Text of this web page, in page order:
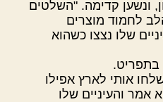
ונשען קדימה. "השלטים
לחמוד מוצרים
שלו נצצו כשהוא
בתפריט.
אותי לארץ אפילו
אמר והעיניים שלו